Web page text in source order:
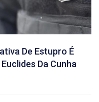
De Estupro É
Da Cunha